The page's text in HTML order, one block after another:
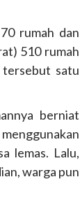
rumah dan
510 rumah
tersebut satu
berniat
lemas. Lalu,
warga pun